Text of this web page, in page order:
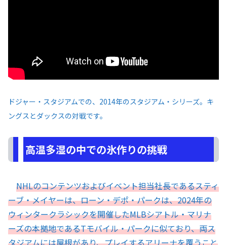
ドジャー・スタジアムでの、2014年のスタジアム・シリーズ。キ
ングスとダックスの対戦です。
高温多湿の中での氷作りの挑戦
NHLのコンテンツおよびイベント担当社長であるスティ
ーブ・メイヤーは、ローン・デポ・パークは、2024年の
ウィンタークラシックを開催したMLBシアトル・マリナ
ーズの本拠地であるTモバイル・パークに似ており、両ス
タジアムには屋根があり、プレイするアリーナを覆うこと